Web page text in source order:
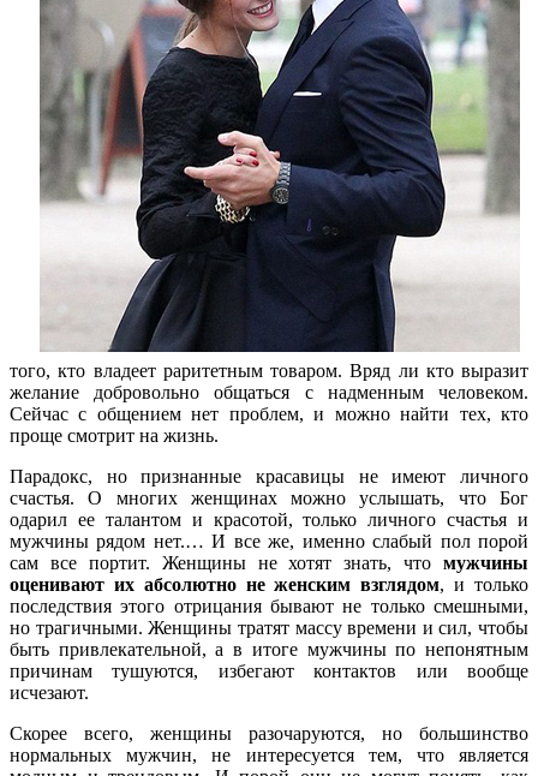
того, кто владеет раритетным товаром. Вряд ли кто выразит
желание добровольно общаться с надменным человеком.
Сейчас с общением нет проблем, и можно найти тех, кто
проще смотрит на жизнь.
Парадокс, но признанные красавицы не имеют личного
счастья. О многих женщинах можно услышать, что Бог
одарил ее талантом и красотой, только личного счастья и
мужчины рядом нет.… И все же, именно слабый пол порой
сам все портит. Женщины не хотят знать, что мужчины
оценивают их абсолютно не женским взглядом, и только
последствия этого отрицания бывают не только смешными,
но трагичными. Женщины тратят массу времени и сил, чтобы
быть привлекательной, а в итоге мужчины по непонятным
причинам тушуются, избегают контактов или вообще
исчезают.
Скорее всего, женщины разочаруются, но большинство
нормальных мужчин, не интересуется тем, что является